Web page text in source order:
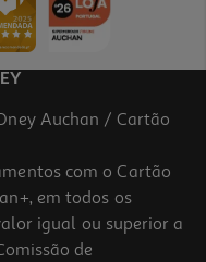
Auchan / Cartão
com o Cartão
em todos os
igual ou superior a
de